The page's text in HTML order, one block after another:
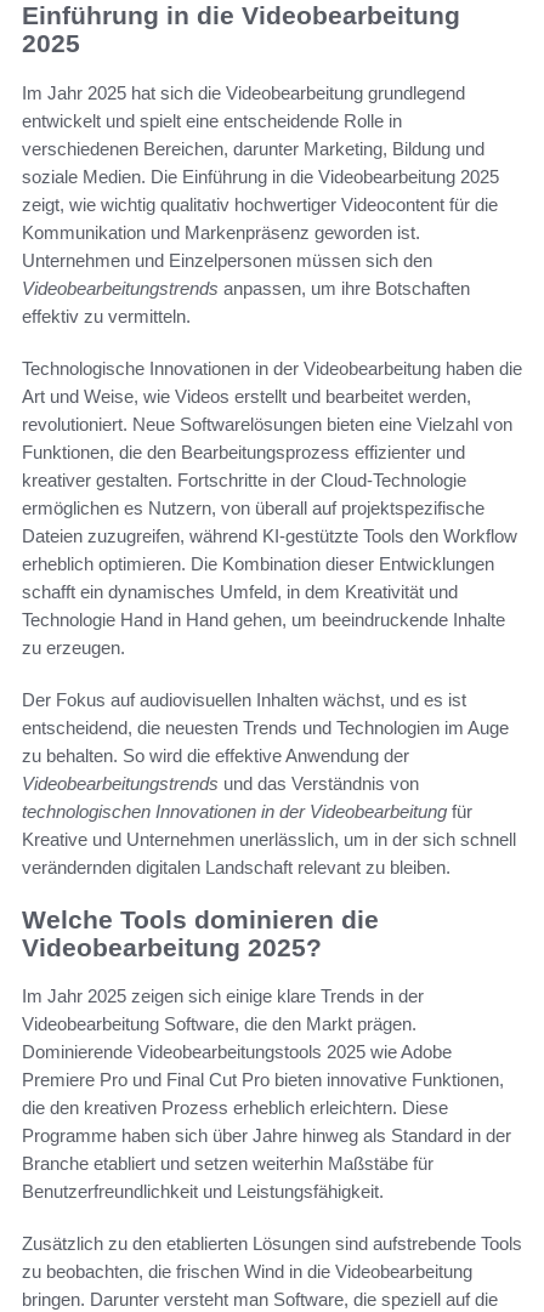
Einführung in die Videobearbeitung
2025
Im Jahr 2025 hat sich die Videobearbeitung grundlegend
entwickelt und spielt eine entscheidende Rolle in
verschiedenen Bereichen, darunter Marketing, Bildung und
soziale Medien. Die Einführung in die Videobearbeitung 2025
zeigt, wie wichtig qualitativ hochwertiger Videocontent für die
Kommunikation und Markenpräsenz geworden ist.
Unternehmen und Einzelpersonen müssen sich den
Videobearbeitungstrends anpassen, um ihre Botschaften
effektiv zu vermitteln.
Technologische Innovationen in der Videobearbeitung haben die
Art und Weise, wie Videos erstellt und bearbeitet werden,
revolutioniert. Neue Softwarelösungen bieten eine Vielzahl von
Funktionen, die den Bearbeitungsprozess effizienter und
kreativer gestalten. Fortschritte in der Cloud-Technologie
ermöglichen es Nutzern, von überall auf projektspezifische
Dateien zuzugreifen, während KI-gestützte Tools den Workflow
erheblich optimieren. Die Kombination dieser Entwicklungen
schafft ein dynamisches Umfeld, in dem Kreativität und
Technologie Hand in Hand gehen, um beeindruckende Inhalte
zu erzeugen.
Der Fokus auf audiovisuellen Inhalten wächst, und es ist
entscheidend, die neuesten Trends und Technologien im Auge
zu behalten. So wird die effektive Anwendung der
Videobearbeitungstrends und das Verständnis von
technologischen Innovationen in der Videobearbeitung für
Kreative und Unternehmen unerlässlich, um in der sich schnell
verändernden digitalen Landschaft relevant zu bleiben.
Welche Tools dominieren die
Videobearbeitung 2025?
Im Jahr 2025 zeigen sich einige klare Trends in der
Videobearbeitung Software, die den Markt prägen.
Dominierende Videobearbeitungstools 2025 wie Adobe
Premiere Pro und Final Cut Pro bieten innovative Funktionen,
die den kreativen Prozess erheblich erleichtern. Diese
Programme haben sich über Jahre hinweg als Standard in der
Branche etabliert und setzen weiterhin Maßstäbe für
Benutzerfreundlichkeit und Leistungsfähigkeit.
Zusätzlich zu den etablierten Lösungen sind aufstrebende Tools
zu beobachten, die frischen Wind in die Videobearbeitung
bringen. Darunter versteht man Software, die speziell auf die